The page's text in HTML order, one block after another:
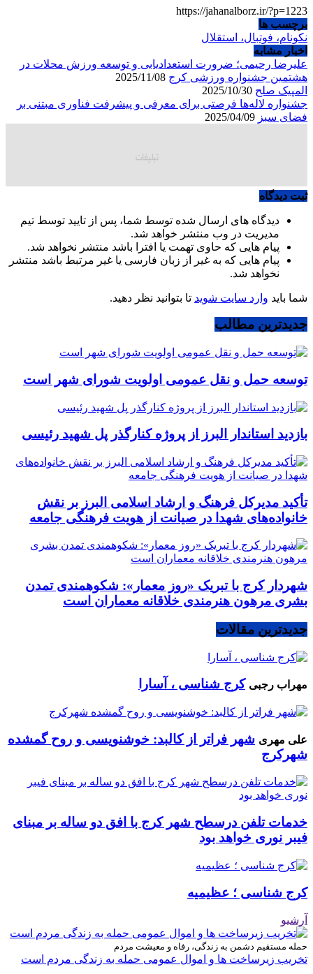
https://jahanalborz.ir/?p=1223
برچسب ها
نکونام، فوتبال، استقلال
اخبار مشابه
علیرضا رحیمی؛ ضرورت استعدادیابی و توسعه ورزش محلات در
هشتمین جشنواره ورزشی کرج
المپیک صلح
جشنواره لاله‌ها فرصتی برای معرفی و پیشرفت فناوری مبتنی بر
فضای سبز
ثبت دیدگاه
دیدگاه های ارسال شده توسط شما، پس از تایید توسط تیم
مدیریت در وب منتشر خواهد شد.
پیام هایی که حاوی تهمت یا افترا باشد منتشر نخواهد شد.
پیام هایی که به غیر از زبان فارسی یا غیر مرتبط باشد منتشر
نخواهد شد.
شما باید وارد سایت شوید تا بتوانید نظر دهید.
جدیدترین مطالب
توسعه حمل و نقل عمومی اولویت شورای شهر است
بازدید استاندار البرز از پروژه کنارگذر پل شهید رئیسی
تأکید مدیرکل فرهنگ و ارشاد اسلامی البرز بر نقش
خانواده‌های شهدا در صیانت از هویت فرهنگی جامعه
شهردار کرج با تبریک «روز معمار»: شکوهمندی تمدن
بشری مرهون هنرمندی خلاقانه معماران است
جدیدترین مقالات
مهراب رجبی کرج شناسی ، آسارا
علی مهری شهر فراتر از کالبد: خوشنویسی و روح گمشده
شهرکرج
خدمات تلفن درسطح شهر کرج با افق دو ساله بر مبنای
فیبر نوری خواهد بود
کرج شناسی ؛ عظیمیه
آرشیو
حمله مستقیم دشمن به زندگی، رفاه و معیشت مردم
تخریب زیرساخت ها و اموال عمومی حمله به زندگی مردم است